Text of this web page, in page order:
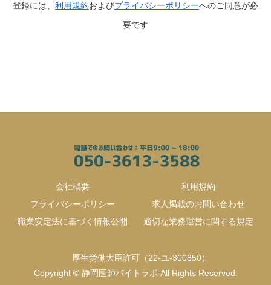
登録には、 利用規約およびプライバシーポリシーへのご同意が必
要です
会社概要
利用規約
プライバシーポリシー
求人掲載のお問い合わせ
職業安定法に基づく情報公開
適切な業務運営に関する規定
厚生労働大臣許可（22-ユ-300850）
Copyright © 静岡医師バイトラボ All Rights Reserved.